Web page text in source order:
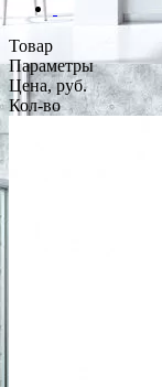
Товар
Параметры
Цена, руб.
Кол-во